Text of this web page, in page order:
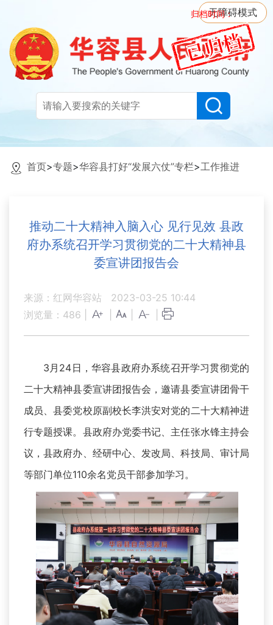
归档时间：
无障碍模式
首页>专题>华容县打好“发展六仗”专栏>工作推进
推动二十大精神入脑入心 见行见效 县政
府办系统召开学习贯彻党的二十大精神县
委宣讲团报告会
来源：红网华容站
2023-03-25 10:44
浏览量： 486
3月24日，华容县政府办系统召开学习贯彻党的
二十大精神县委宣讲团报告会，邀请县委宣讲团骨干
成员、县委党校原副校长李洪安对党的二十大精神进
行专题授课。县政府办党委书记、主任张水锋主持会
议，县政府办、经研中心、发改局、科技局、审计局
等部门单位110余名党员干部参加学习。